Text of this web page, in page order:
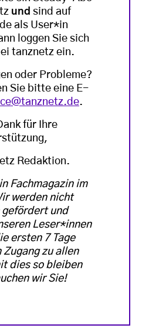
und sind auf
als User*in
loggen Sie sich
tanznetz ein.
oder Probleme?
Sie bitte eine E-
.
für Ihre
Redaktion.
Fachmagazin im
werden nicht
und
Leser*innen
ersten 7 Tage
Zugang zu allen
dies so bleiben
wir Sie!